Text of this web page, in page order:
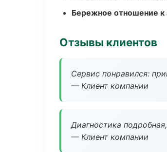
Бережное отношение
Отзывы клиентов
Сервис понравился:
— Клиент компании
Диагностика
— Клиент компании